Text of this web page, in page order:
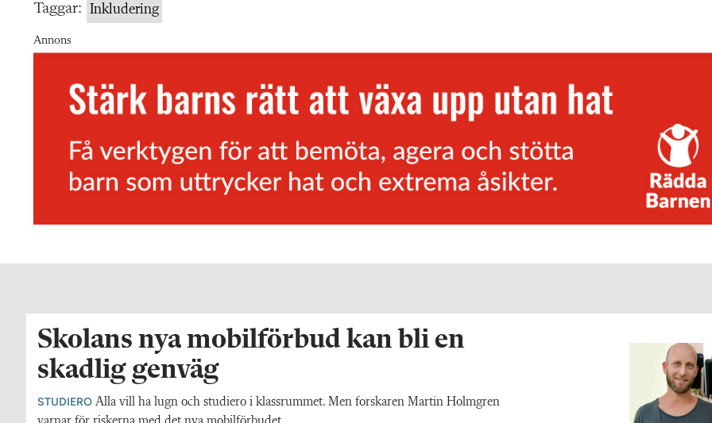
Taggar: Inkludering
Annons
Skolans nya mobilförbud kan bli en
skadlig genväg
STUDIERO Alla vill ha lugn och studiero i klassrummet. Men forskaren Martin Holmgren